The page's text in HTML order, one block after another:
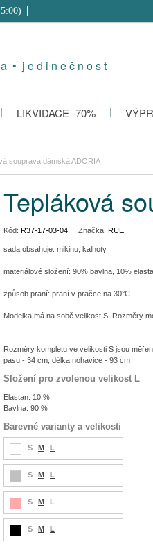
• j e d i n e č n o s t
LIKVIDACE -70%
souprava dámská ADORIA
Tepláková
Kód: R37-17-03-04 | Značka: RUE
sada obsahuje: mikinu, kalhoty
materiálové složení: 90% bavlna, 10%
způsob praní: praní v pračce na 30°C
Modelka má na sobě velikost S. Rozměry
Rozměry kompletu ve velikosti S jsou
pasu - 34 cm, délka nohavice - 93 cm
Složení pro zvolenou velikost L
Elastan: 10 %
Bavlna: 90 %
Barevné varianty a velikosti
S M L
S M L
S M L
S M L